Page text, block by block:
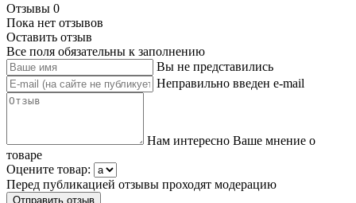
Отзывы 0
Пока нет отзывов
Оставить отзыв
Все поля обязательны к заполнению
Вы не представились
Неправильно введен e-mail
Нам интересно Ваше мнение о
товаре
Оцените товар:
Перед публикацией отзывы проходят модерацию